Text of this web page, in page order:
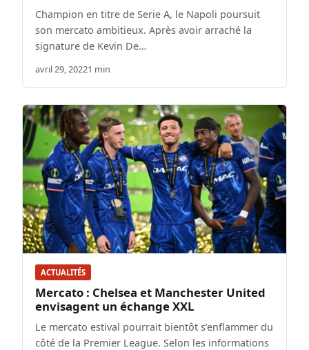
Champion en titre de Serie A, le Napoli poursuit
son mercato ambitieux. Après avoir arraché la
signature de Kevin De…
avril 29, 20221 min
ACTUALITÉS
Mercato : Chelsea et Manchester United
envisagent un échange XXL
Le mercato estival pourrait bientôt s’enflammer du
côté de la Premier League. Selon les informations